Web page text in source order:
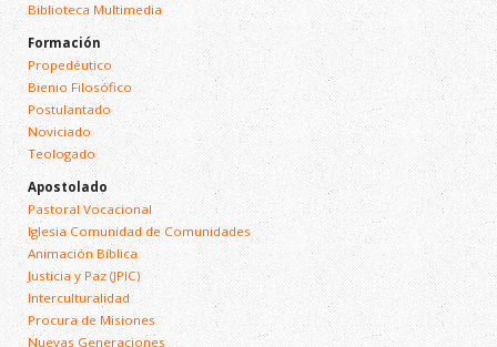
Biblioteca Multimedia
Formación
Propedéutico
Bienio Filosófico
Postulantado
Noviciado
Teologado
Apostolado
Pastoral Vocacional
Iglesia Comunidad de Comunidades
Animación Bíblica
Justicia y Paz (JPIC)
Interculturalidad
Procura de Misiones
Nuevas Generaciones